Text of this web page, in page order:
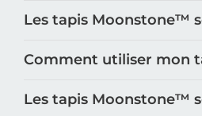
Les tapis Moonstone™️
Comment utiliser mon
Les tapis Moonstone™️